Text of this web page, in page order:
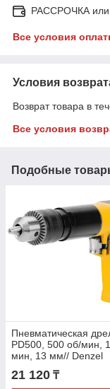
РАССРОЧКА
Все условия
Условия
Возврат товара в
Все условия
Подобные
Пневматическая
PD500, 500 об/мин,
мин, 13 мм// Denzel
21 120 ₸